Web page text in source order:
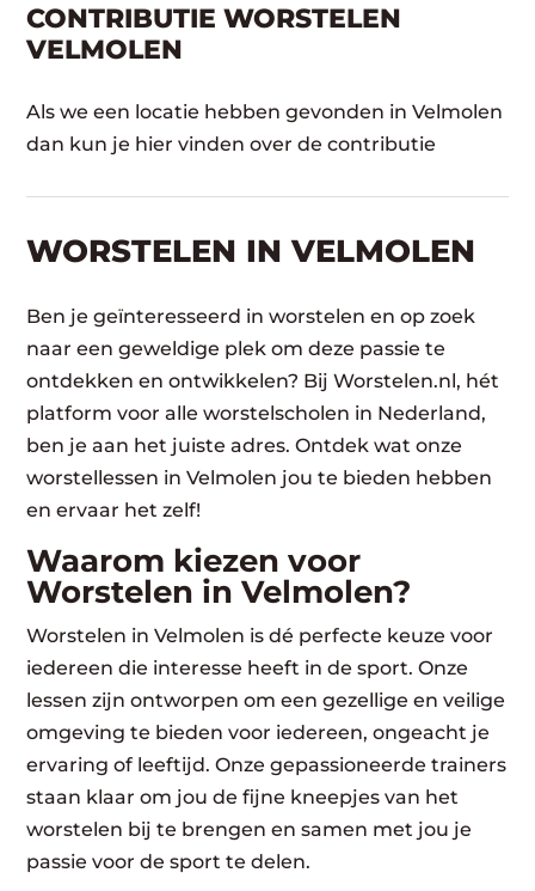
CONTRIBUTIE WORSTELEN
VELMOLEN
Als we een locatie hebben gevonden in Velmolen
dan kun je hier vinden over de contributie
WORSTELEN​ IN VELMOLEN
Ben je geïnteresseerd in worstelen en op zoek
naar een geweldige plek om deze passie te
ontdekken en ontwikkelen? Bij Worstelen.nl, hét
platform voor alle worstelscholen in Nederland,
ben je aan het juiste adres. Ontdek wat onze
worstellessen in Velmolen jou te bieden hebben
en ervaar het zelf!
Waarom kiezen voor
Worstelen in Velmolen?
Worstelen in Velmolen is dé perfecte keuze voor
iedereen die interesse heeft in de sport. Onze
lessen zijn ontworpen om een gezellige en veilige
omgeving te bieden voor iedereen, ongeacht je
ervaring of leeftijd. Onze gepassioneerde trainers
staan klaar om jou de fijne kneepjes van het
worstelen bij te brengen en samen met jou je
passie voor de sport te delen.